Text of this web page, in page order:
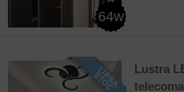
64w
Lustra